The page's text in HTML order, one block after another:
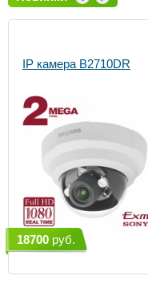
IP камера B2710DR
18700 руб.